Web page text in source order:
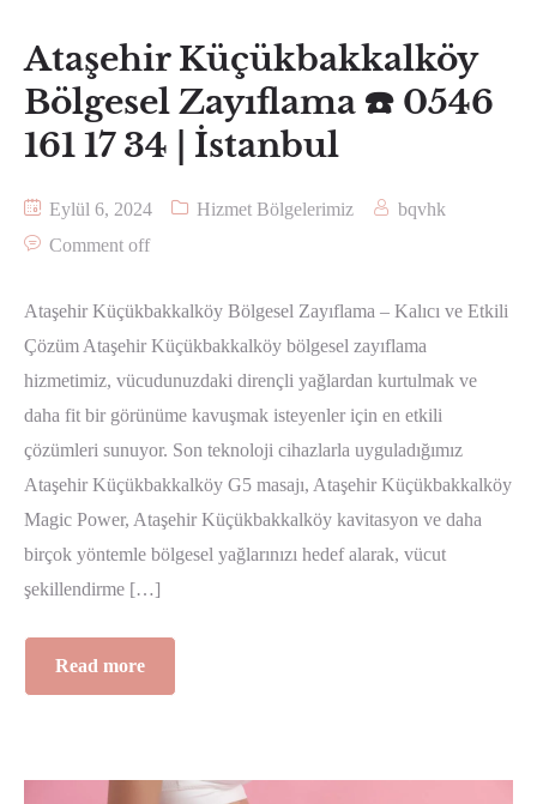
Ataşehir Küçükbakkalköy
Bölgesel Zayıflama ☎️ 0546
161 17 34 | İstanbul
Eylül 6, 2024 Hizmet Bölgelerimiz
bqvhk
Comment off
Ataşehir Küçükbakkalköy Bölgesel Zayıflama – Kalıcı ve Etkili
Çözüm Ataşehir Küçükbakkalköy bölgesel zayıflama
hizmetimiz, vücudunuzdaki dirençli yağlardan kurtulmak ve
daha fit bir görünüme kavuşmak isteyenler için en etkili
çözümleri sunuyor. Son teknoloji cihazlarla uyguladığımız
Ataşehir Küçükbakkalköy G5 masajı, Ataşehir Küçükbakkalköy
Magic Power, Ataşehir Küçükbakkalköy kavitasyon ve daha
birçok yöntemle bölgesel yağlarınızı hedef alarak, vücut
şekillendirme […]
Read more